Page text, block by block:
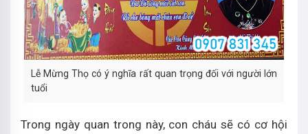
Lễ Mừng Thọ có ý nghĩa rất quan trọng đối với người lớn
tuổi
Trong ngày quan trong này, con cháu sẽ có cơ hội